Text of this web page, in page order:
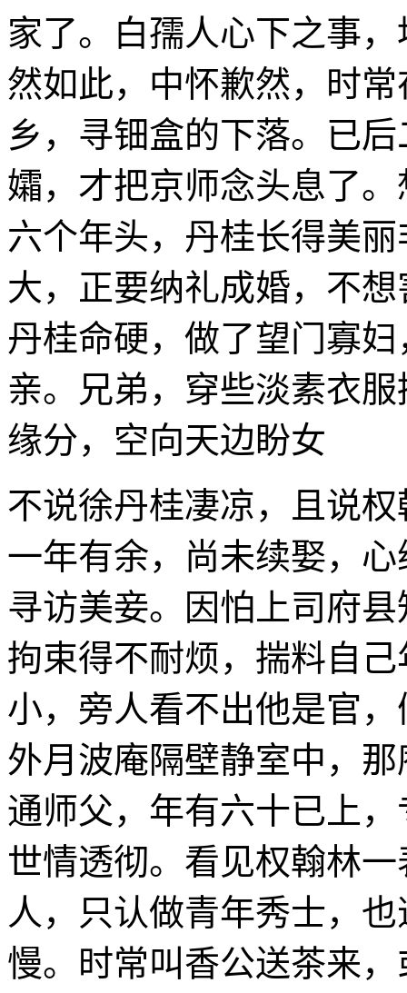
家了。白孺人心下之事
然如此，中怀歉然，时
乡，寻钿盒的下落。已
孀，才把京师念头息了
六个年头，丹桂长得美
大，正要纳礼成婚，不
丹桂命硬，做了望门寡
亲。兄弟，穿些淡素衣
缘分，空向天边盼女
不说徐丹桂凄凉，且说
一年有余，尚未续娶，
寻访美妾。因怕上司府
拘束得不耐烦，揣料自
小，旁人看不出他是官
外月波庵隔壁静室中，
通师父，年有六十已上
世情透彻。看见权翰林
人，只认做青年秀士，
慢。时常叫香公送茶来